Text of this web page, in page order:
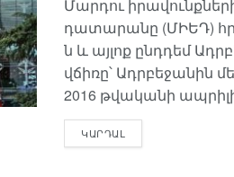
Մարդու
դատարանը (ՄԻԵԴ)
ն և այլոք ընդդեմ
վճիռը՝ Ադրբեջանին
2016 թվականի
ԿԱՐԴԱԼ